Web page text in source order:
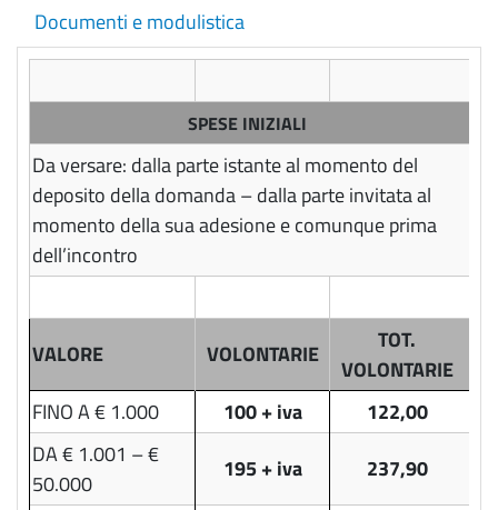
Documenti e modulistica
SPESE INIZIALI
Da versare: dalla parte istante al momento del
deposito della domanda – dalla parte invitata al
momento della sua adesione e comunque prima
dell’incontro
VALORE VOLONTARIE
TOT.
VOLONTARIE
FINO A € 1.000
100 + iva
122,00
DA € 1.001 – €
50.000
195 + iva
237,90